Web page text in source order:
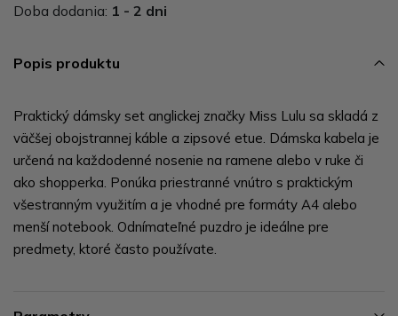
Doba dodania: 1 - 2 dni
Popis produktu
Praktický dámsky set anglickej značky Miss Lulu sa skladá z
väčšej obojstrannej káble a zipsové etue. Dámska kabela je
určená na každodenné nosenie na ramene alebo v ruke či
ako shopperka. Ponúka priestranné vnútro s praktickým
všestranným využitím a je vhodné pre formáty A4 alebo
menší notebook. Odnímateľné puzdro je ideálne pre
predmety, ktoré často používate.